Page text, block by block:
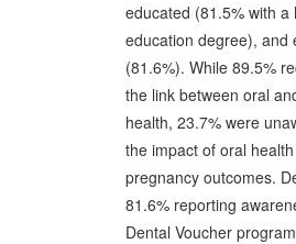
educated (81.5% with a
education degree), and
(81.6%). While 89.5%
the link between oral
health, 23.7% were
the impact of oral
pregnancy outcomes.
81.6% reporting
Dental Voucher